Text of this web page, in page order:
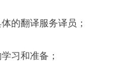
的翻译服务译员；
习和准备；